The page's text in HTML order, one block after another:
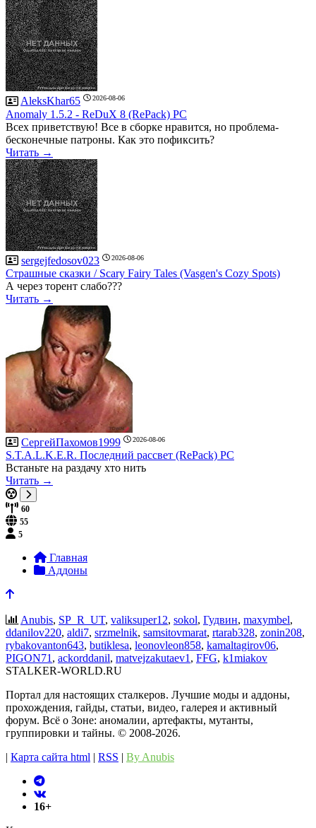
AleksKhar65 2026-08-06
Anomaly 1.5.2 - ReDuX 8 (RePack) PC
Всех приветствую! Все в сборке нравится, но проблема-
бесконечные патроны. Как это пофиксить?
Читать →
sergejfedosov023 2026-08-06
Страшные сказки / Scary Fairy Tales (Vasgen's Cozy Spots)
А через торент слабо???
Читать →
СергейПахомов1999 2026-08-06
S.T.A.L.K.E.R. Последний рассвет (RePack) PC
Встаньте на раздачу хто нить
Читать →
60
55
5
Главная
Аддоны
Anubis, SP_R_UT, valiksuper12, sokol, Гудвин, maxymbel,
ddanilov220, aldi7, srzmelnik, samsitovmarat, rtarab328, zonin208,
rybakovanton643, butiklesa, leonovleon858, kamaltagirov06,
PIGON71 , ackorddanil, matvejzakutaev1 , FFG, k1miakov
STALKER-WORLD.RU
Портал для настоящих сталкеров. Лучшие моды и аддоны,
прохождения, гайды, статьи, видео, галерея и активный
форум. Всё о Зоне: аномалии, артефакты, мутанты,
группировки и тайны. ©️ 2008-2026.
| Карта сайта html | RSS | By Anubis
16+